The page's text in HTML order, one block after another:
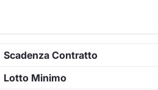
Scadenza Contratto
Lotto Minimo